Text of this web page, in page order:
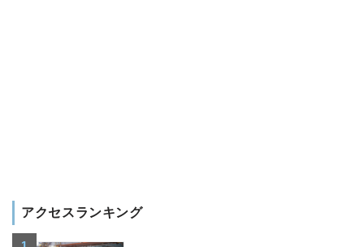
アクセスランキング